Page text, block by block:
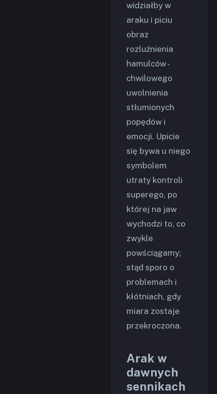
widziałby w
araku i piciu
obraz
rozluźnienia
hamulców -
chwilowego
uwolnienia
stłumionych
popędów i
emocji. Upicie
się bywa u niego
symbolem
utraty kontroli
superego, po
której na jaw
wychodzi to, co
zwykle
powściągamy;
stąd sporo o
problemach i
kłótniach, gdy
miara zostaje
przekroczona.
Arak w
dawnych
sennikach